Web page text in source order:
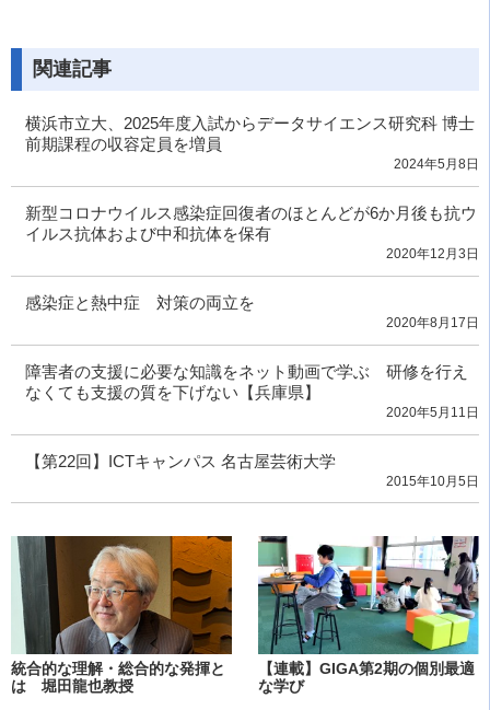
関連記事
横浜市立大、2025年度入試からデータサイエンス研究科 博士
前期課程の収容定員を増員
2024年5月8日
新型コロナウイルス感染症回復者のほとんどが6か月後も抗ウ
イルス抗体および中和抗体を保有
2020年12月3日
感染症と熱中症 対策の両立を
2020年8月17日
障害者の支援に必要な知識をネット動画で学ぶ 研修を行え
なくても支援の質を下げない【兵庫県】
2020年5月11日
【第22回】ICTキャンパス 名古屋芸術大学
2015年10月5日
統合的な理解・総合的な発揮と
は 堀田龍也教授
【連載】GIGA第2期の個別最適
な学び